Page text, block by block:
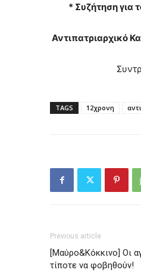
* Συζήτηση για
Αντιπατριαρχικό
TAGS 12χρονη
Previous article
[Μαύρο&Κόκκινο] Οι
τίποτε να φοβηθούν!